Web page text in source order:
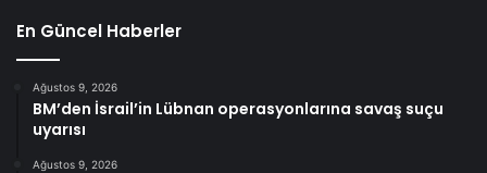
En Güncel Haberler
Ağustos 9, 2026
BM’den İsrail’in Lübnan operasyonlarına savaş suçu
uyarısı
Ağustos 9, 2026